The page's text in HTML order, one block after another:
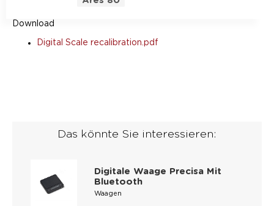
Download
Digital Scale recalibration.pdf
Das könnte Sie interessieren:
Digitale Waage Precisa Mit
Bluetooth
Waagen